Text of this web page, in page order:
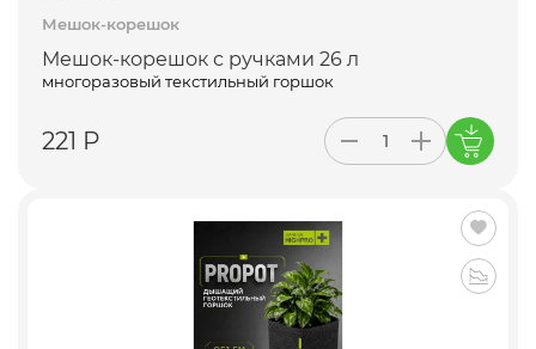
Мешок-корешок
Мешок-корешок с ручками 26 л
многоразовый текстильный горшок
221 Р